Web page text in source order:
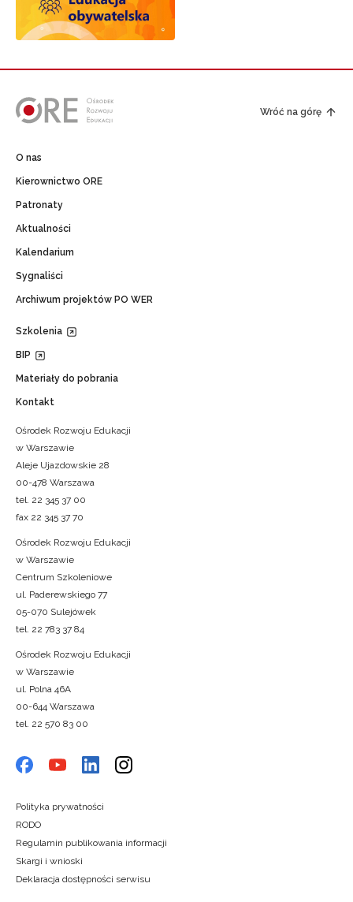
Wróć na górę
O nas
Kierownictwo ORE
Patronaty
Aktualności
Kalendarium
Sygnaliści
Archiwum projektów PO WER
Szkolenia
BIP
Materiały do pobrania
Kontakt
Ośrodek Rozwoju Edukacji
w Warszawie
Aleje Ujazdowskie 28
00-478 Warszawa
tel. 22 345 37 00
fax 22 345 37 70
Ośrodek Rozwoju Edukacji
w Warszawie
Centrum Szkoleniowe
ul. Paderewskiego 77
05-070 Sulejówek
tel. 22 783 37 84
Ośrodek Rozwoju Edukacji
w Warszawie
ul. Polna 46A
00-644 Warszawa
tel. 22 570 83 00
Polityka prywatności
RODO
Regulamin publikowania informacji
Skargi i wnioski
Deklaracja dostępności serwisu